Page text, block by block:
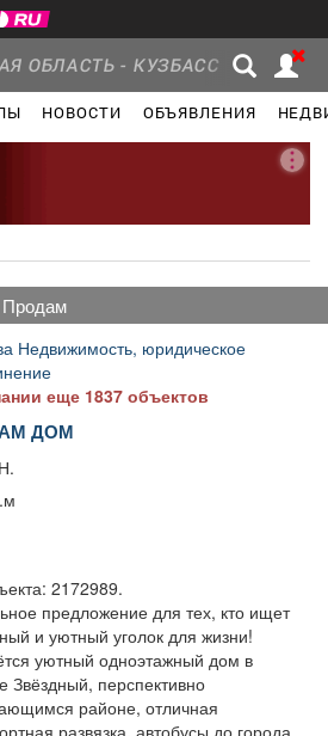
ОБЛАСТЬ - КУЗБАСС
НОВОСТИ ОБЪЯВЛЕНИЯ
Новости
Погода
продам
Недвижимость, юридическое
еще 1837 объектов
ДОМ
2172989.
предложение для тех, кто ищет
и уютный уголок для жизни!
уютный одноэтажный дом в
Звёздный, перспективно
районе, отличная